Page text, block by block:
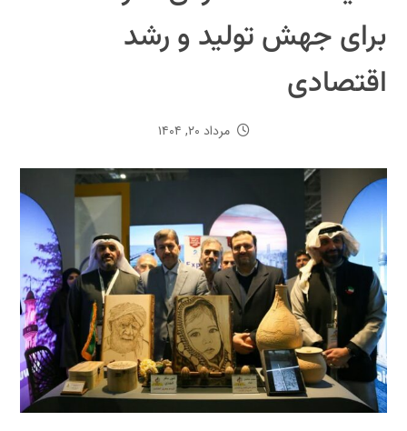
برای جهش تولید و رشد
اقتصادی
مرداد ۲۰, ۱۴۰۴